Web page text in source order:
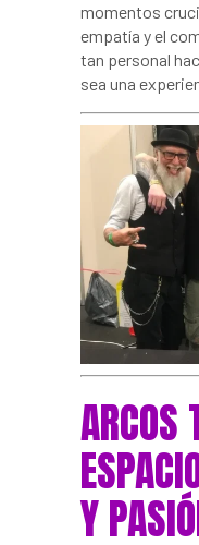
momentos
empatía y el
tan personal
sea una
ARCOS
Y